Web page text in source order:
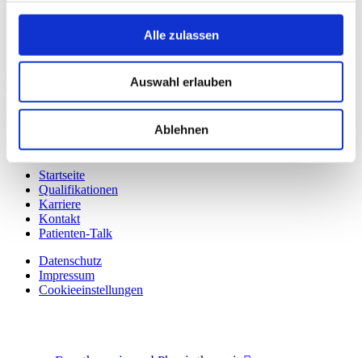
Alle zulassen
Auswahl erlauben
Ablehnen
Zentrum für Rehabilitation
Bastmarkt 34
Startseite
Qualifikationen
Karriere
Kontakt
Patienten-Talk
Datenschutz
Impressum
Cookieeinstellungen